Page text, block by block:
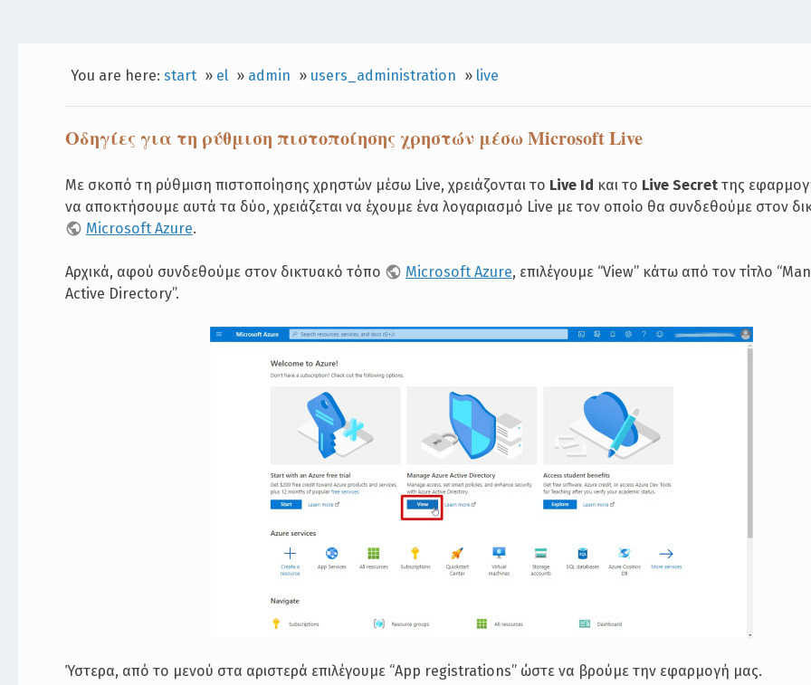
You are here: start » el » admin » users_administration » live
Οδηγίες για τη ρύθμιση πιστοποίησης χρηστών μέσω Microsoft Live
Με σκοπό τη ρύθμιση πιστοποίησης χρηστών μέσω Live, χρειάζονται το Live Id και το Live Secret της
να αποκτήσουμε αυτά τα δύο, χρειάζεται να έχουμε ένα λογαριασμό Live με τον οποίο θα συνδεθούμε στον
Microsoft Azure.
Αρχικά, αφού συνδεθούμε στον δικτυακό τόπο Microsoft Azure, επιλέγουμε “View” κάτω από τον τίτλο
Active Directory”.
Ύστερα, από το μενού στα αριστερά επιλέγουμε “App registrations” ώστε να βρούμε την εφαρμογή μας.